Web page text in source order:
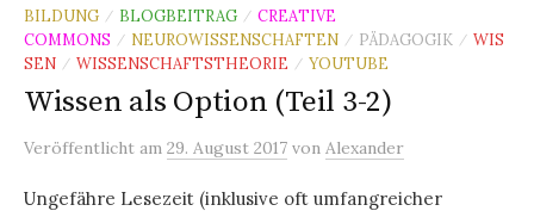
BILDUNG / BLOGBEITRAG / CREATIVE
COMMONS
/ NEUROWISSENSCHAFTEN / PÄDAGOGIK / WIS
SEN / WISSENSCHAFTSTHEORIE / YOUTUBE
Wissen als Option (Teil 3-2)
Veröffentlicht am 29. August 2017 von Alexander
Ungefähre Lesezeit (inklusive oft umfangreicher